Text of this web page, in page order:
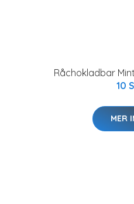
Råchokladbar
10
MER